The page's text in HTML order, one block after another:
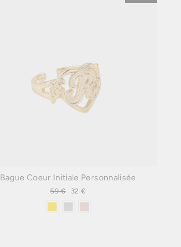
Bague Coeur Initiale Personnalisée
Prix
régulier
59 €
Prix
réduit
32 €